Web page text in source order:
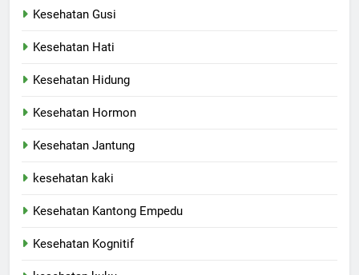
Kesehatan Gusi
Kesehatan Hati
Kesehatan Hidung
Kesehatan Hormon
Kesehatan Jantung
kesehatan kaki
Kesehatan Kantong Empedu
Kesehatan Kognitif